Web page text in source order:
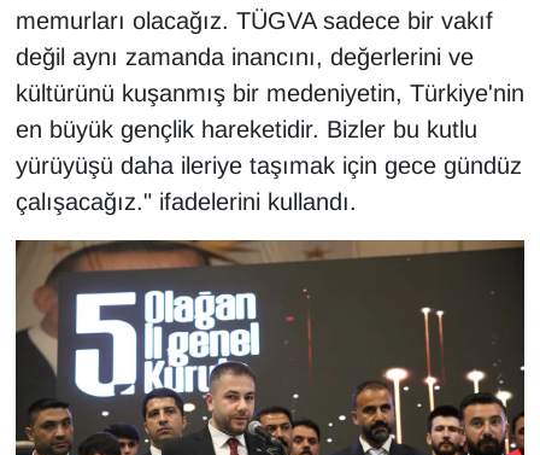
memurları olacağız. TÜGVA sadece bir vakıf
değil aynı zamanda inancını, değerlerini ve
kültürünü kuşanmış bir medeniyetin, Türkiye'nin
en büyük gençlik hareketidir. Bizler bu kutlu
yürüyüşü daha ileriye taşımak için gece gündüz
çalışacağız." ifadelerini kullandı.